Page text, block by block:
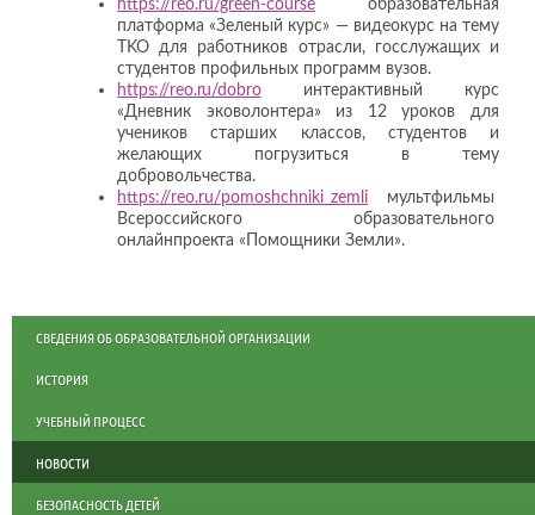
https://reo.ru/green-course
образовательная
платформа «Зеленый курс» — видеокурс на тему
TKO для работников отрасли, госслужащих и
студентов профильных программ вузов.
https://reo.ru/dobro
интерактивный курс
«Дневник эковолонтера» из 12 уроков для
учеников старших классов, студентов и
желающих погрузиться в тему
добровольчества.
https://reo.ru/pomoshchniki_zemli
мультфильмы
Всероссийского образовательного
онлайнпроекта «Помощники Земли».
СВЕДЕНИЯ ОБ ОБРАЗОВАТЕЛЬНОЙ ОРГАНИЗАЦИИ
ИСТОРИЯ
УЧЕБНЫЙ ПРОЦЕСС
НОВОСТИ
БЕЗОПАСНОСТЬ ДЕТЕЙ